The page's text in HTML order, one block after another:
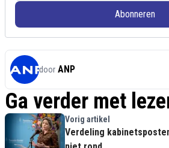
Abonneren
door ANP
Ga verder met
Vorig artikel
Verdeling